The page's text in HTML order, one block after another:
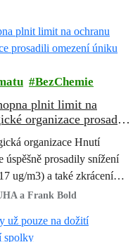
BezChemie
plnit limit na
organizace prosadili
organizace Hnutí
prosadily snížení
ug/m3) a také zkrácení
původně
do konce příštího roku.
a Frank Bold